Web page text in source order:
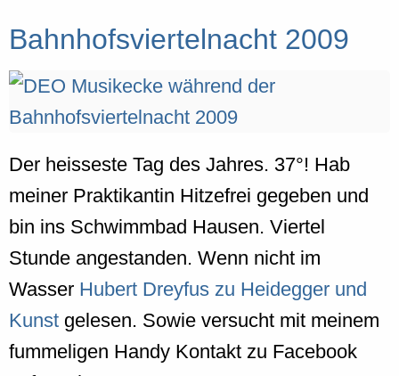
Bahnhofsviertelnacht 2009
Der heisseste Tag des Jahres. 37°! Hab
meiner Praktikantin Hitzefrei gegeben und
bin ins Schwimmbad Hausen. Viertel
Stunde angestanden. Wenn nicht im
Wasser Hubert Dreyfus zu Heidegger und
Kunst gelesen. Sowie versucht mit meinem
fummeligen Handy Kontakt zu Facebook